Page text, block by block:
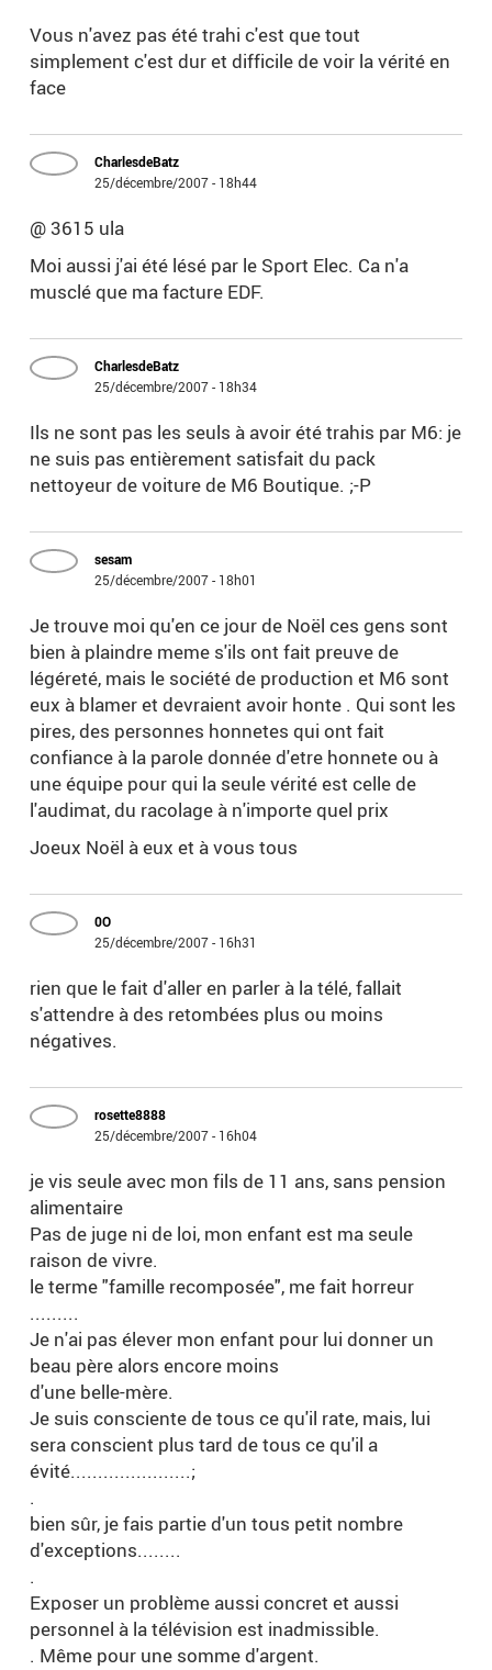
Vous n'avez pas été trahi c'est que tout
simplement c'est dur et difficile de voir la vérité en
face
CharlesdeBatz
25/décembre/2007 - 18h44
@ 3615 ula
Moi aussi j'ai été lésé par le Sport Elec. Ca n'a
musclé que ma facture EDF.
CharlesdeBatz
25/décembre/2007 - 18h34
Ils ne sont pas les seuls à avoir été trahis par M6: je
ne suis pas entièrement satisfait du pack
nettoyeur de voiture de M6 Boutique. ;-P
sesam
25/décembre/2007 - 18h01
Je trouve moi qu'en ce jour de Noël ces gens sont
bien à plaindre meme s'ils ont fait preuve de
légéreté, mais le société de production et M6 sont
eux à blamer et devraient avoir honte . Qui sont les
pires, des personnes honnetes qui ont fait
confiance à la parole donnée d'etre honnete ou à
une équipe pour qui la seule vérité est celle de
l'audimat, du racolage à n'importe quel prix
Joeux Noël à eux et à vous tous
0O
25/décembre/2007 - 16h31
rien que le fait d'aller en parler à la télé, fallait
s'attendre à des retombées plus ou moins
négatives.
rosette8888
25/décembre/2007 - 16h04
je vis seule avec mon fils de 11 ans, sans pension
alimentaire
Pas de juge ni de loi, mon enfant est ma seule
raison de vivre.
le terme "famille recomposée", me fait horreur
.........
Je n'ai pas élever mon enfant pour lui donner un
beau père alors encore moins
d'une belle-mère.
Je suis consciente de tous ce qu'il rate, mais, lui
sera conscient plus tard de tous ce qu'il a
évité......................;
.
bien sûr, je fais partie d'un tous petit nombre
d'exceptions........
.
Exposer un problème aussi concret et aussi
personnel à la télévision est inadmissible.
. Même pour une somme d'argent.